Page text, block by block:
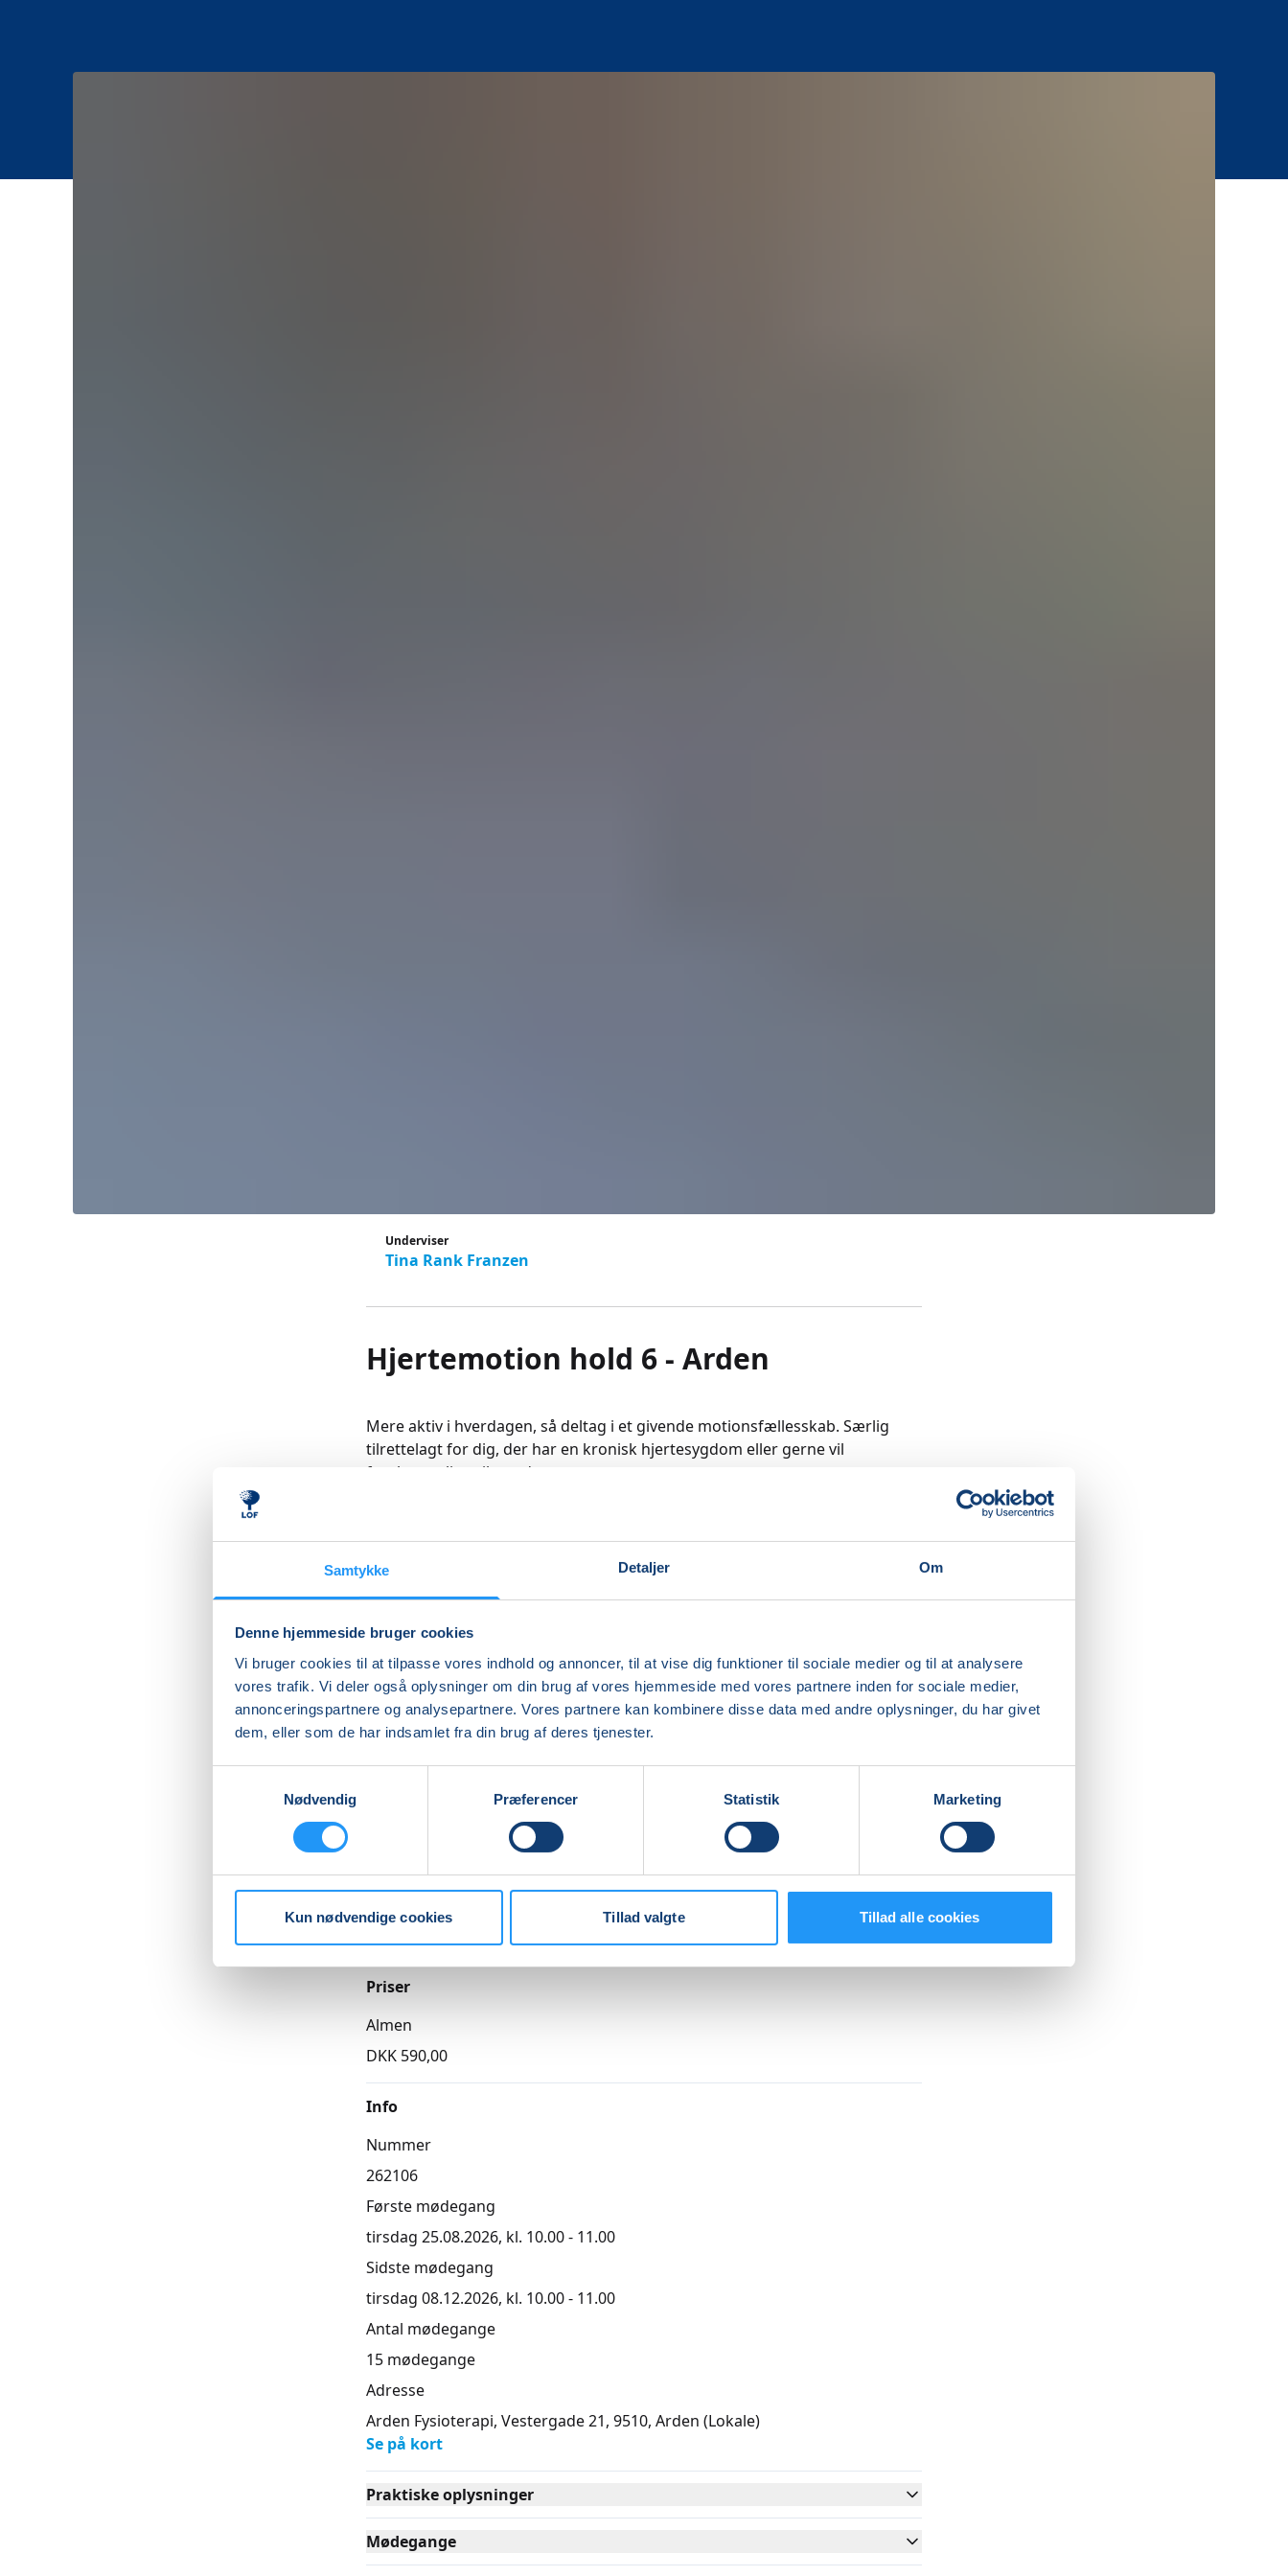
Samtykke Detaljer Om
Denne hjemmeside bruger cookies
Vi bruger cookies til at tilpasse vores indhold og annoncer, til at vise dig funktioner til sociale medier og til at analysere
vores trafik. Vi deler også oplysninger om din brug af vores hjemmeside med vores partnere inden for sociale medier,
annonceringspartnere og analysepartnere. Vores partnere kan kombinere disse data med andre oplysninger, du har givet
dem, eller som de har indsamlet fra din brug af deres tjenester.
Nødvendig
Præferencer Statistik Marketing
Kun nødvendige cookies Tillad valgte Tillad alle cookies
Underviser
Tina Rank Franzen
Hjertemotion hold 6 - Arden
Mere aktiv i hverdagen, så deltag i et givende motionsfællesskab. Særlig
tilrettelagt for dig, der har en kronisk hjertesygdom eller gerne vil
forebygge livsstilssygdom.
også velkommen.
træning. Du introduceres til forskellige motionstemaer: Cirkeltræning med
fokus på kredsløb, bold og elastik øvelse.
Underviser er uddannet fysioterapeut.
Læs mere
Betal med
Priser
Almen
DKK 590,00
Info
Nummer
262106
Første mødegang
tirsdag 25.08.2026, kl. 10.00 - 11.00
Sidste mødegang
tirsdag 08.12.2026, kl. 10.00 - 11.00
Antal mødegange
15 mødegange
Adresse
Arden Fysioterapi, Vestergade 21, 9510, Arden (Lokale)
Se på kort
Praktiske oplysninger
Mødegange